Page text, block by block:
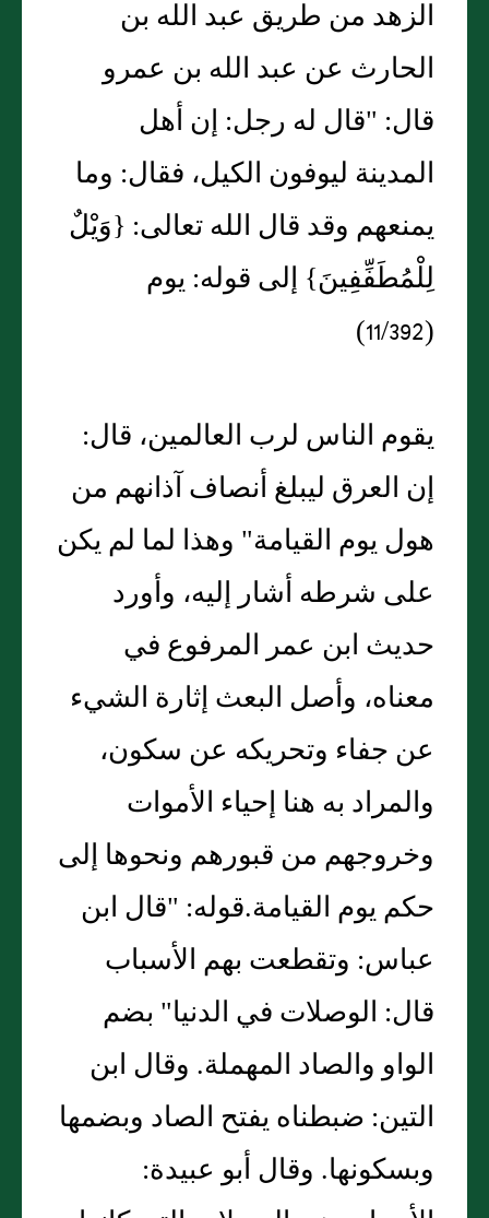
الزهد من طريق عبد الله بن
الحارث عن عبد الله بن عمرو
قال: "قال له رجل: إن أهل
المدينة ليوفون الكيل، فقال: وما
يمنعهم وقد قال الله تعالى: {وَيْلٌ
لِلْمُطَفِّفِينَ} إلى قوله: يوم
(11/392)
يقوم الناس لرب العالمين، قال:
إن العرق ليبلغ أنصاف آذانهم من
هول يوم القيامة" وهذا لما لم يكن
على شرطه أشار إليه، وأورد
حديث ابن عمر المرفوع في
معناه، وأصل البعث إثارة الشيء
عن جفاء وتحريكه عن سكون،
والمراد به هنا إحياء الأموات
وخروجهم من قبورهم ونحوها إلى
حكم يوم القيامة.قوله: "قال ابن
عباس: وتقطعت بهم الأسباب
قال: الوصلات في الدنيا" بضم
الواو والصاد المهملة. وقال ابن
التين: ضبطناه يفتح الصاد وبضمها
وبسكونها. وقال أبو عبيدة: